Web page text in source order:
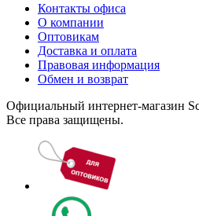
Контакты офиса
О компании
Оптовикам
Доставка и оплата
Правовая информация
Обмен и возврат
Официальный интернет-магазин
Все права защищены.